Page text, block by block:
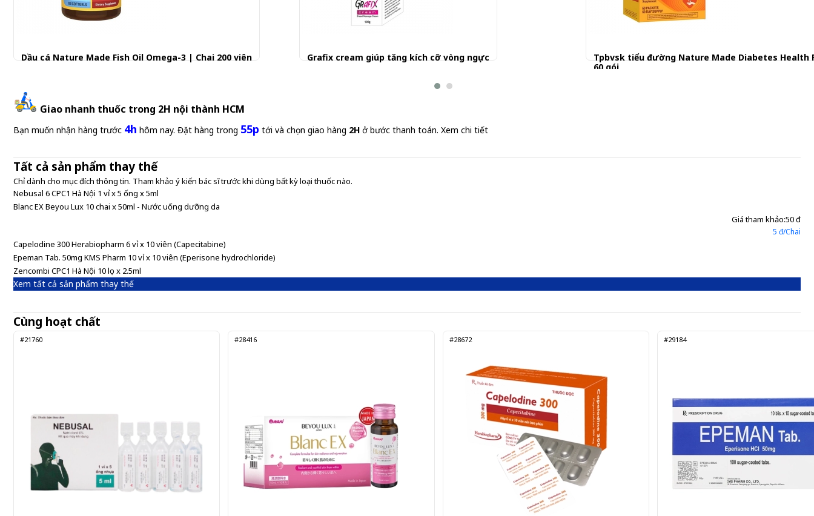
Dầu cá Nature Made Fish Oil Omega-3 | Chai 200 viên Grafix cream giúp tăng kích cỡ vòng ngực
Tpbvsk tiểu đường Nature Made Diabetes Health
60 gói
Giao nhanh thuốc trong 2H nội thành HCM
Bạn muốn nhận hàng trước 4h hôm nay. Đặt hàng trong 55p tới và chọn giao hàng 2H ở bước thanh toán. Xem chi tiết
Tất cả sản phẩm thay thế
Chỉ dành cho mục đích thông tin. Tham khảo ý kiến bác sĩ trước khi dùng bất kỳ loại thuốc nào.
Nebusal 6 CPC1 Hà Nội 1 vỉ x 5 ống x 5ml
Blanc EX Beyou Lux 10 chai x 50ml - Nước uống dưỡng da
Giá tham khảo:50 đ
5 đ/Chai
Capelodine 300 Herabiopharm 6 vỉ x 10 viên (Capecitabine)
Epeman Tab. 50mg KMS Pharm 10 vỉ x 10 viên (Eperisone hydrochloride)
Zencombi CPC1 Hà Nội 10 lọ x 2.5ml
Xem tất cả sản phẩm thay thế
Cùng hoạt chất
#21760 #28416 #28672 #29184